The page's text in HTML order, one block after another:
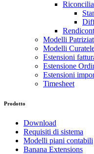
Modelli
Modelli
Estensioni
Estensione
Estensioni
Timesheet
Prodotto
Download
Requisiti di sistema
Modelli piani contabili
Banana Extensions